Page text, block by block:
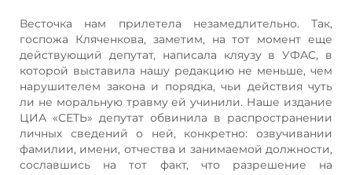
Весточка нам прилетела незамедлительно. Так,
госпожа Кляченкова, заметим, на тот момент еще
действующий депутат, написала кляузу в УФАС, в
которой выставила нашу редакцию не меньше, чем
нарушителем закона и порядка, чьи действия чуть
ли не моральную травму ей учинили. Наше издание
ЦИА «СЕТЬ» депутат обвинила в распространении
личных сведений о ней, конкретно: озвучивании
фамилии, имени, отчества и занимаемой должности,
сославшись на тот факт, что разрешение на